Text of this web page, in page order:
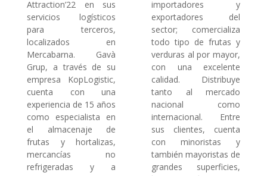
Attraction’22 en sus
servicios logísticos
para terceros,
localizados en
Mercabarna. Gavà
Grup, a través de su
empresa KopLogistic,
cuenta con una
experiencia de 15 años
como especialista en
el almacenaje de
frutas y hortalizas,
mercancías no
refrigeradas y a
importadores y
exportadores del
sector; comercializa
todo tipo de frutas y
verduras al por mayor,
con una excelente
calidad. Distribuye
tanto al mercado
nacional como
internacional. Entre
sus clientes, cuenta
con minoristas y
también mayoristas de
grandes superficies,